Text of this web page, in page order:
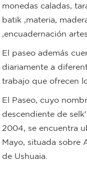
estudiantil
colectivos
SUBE
monedas caladas,
batik ,materia,
,encuadernación
El paseo además
diariamente a
trabajo que ofrecen
El Paseo, cuyo
descendiente de
2004, se encuentra
Mayo, situada sobre
de Ushuaia.